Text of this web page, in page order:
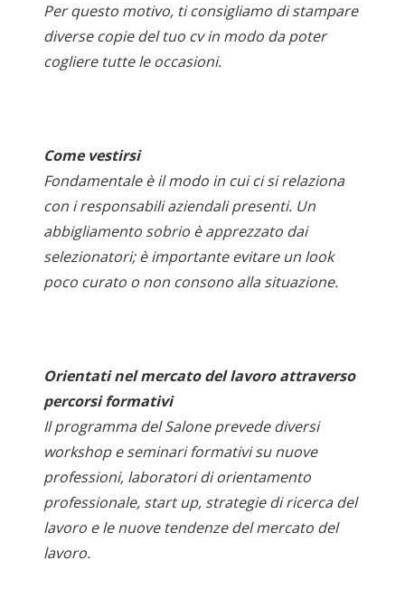
Per questo motivo, ti consigliamo di stampare
diverse copie del tuo cv in modo da poter
cogliere tutte le occasioni.
Come vestirsi
Fondamentale è il modo in cui ci si relaziona
con i responsabili aziendali presenti. Un
abbigliamento sobrio è apprezzato dai
selezionatori; è importante evitare un look
poco curato o non consono alla situazione.
Orientati nel mercato del lavoro attraverso
percorsi formativi
Il programma del Salone prevede diversi
workshop e seminari formativi su nuove
professioni, laboratori di orientamento
professionale, start up, strategie di ricerca del
lavoro e le nuove tendenze del mercato del
lavoro.